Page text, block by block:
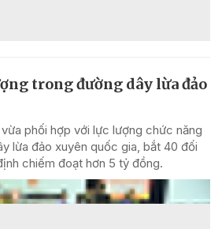
trong đường dây lừa đảo
phối hợp với lực lượng chức năng
lừa đảo xuyên quốc gia, bắt 40 đối
chiếm đoạt hơn 5 tỷ đồng.